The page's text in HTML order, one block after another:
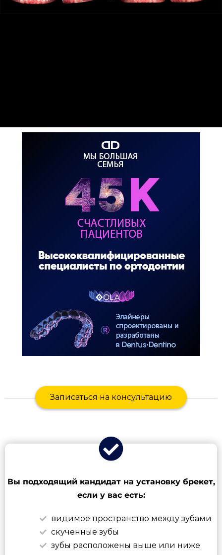
Записаться на консультацию
Вы подходящий кандидат на установку брекет,
если у вас есть:
видимое пространство между зубами
скученные зубы
зубы расположены выше или ниже